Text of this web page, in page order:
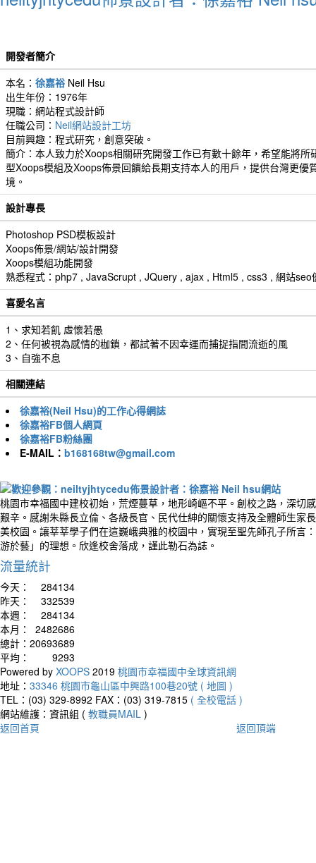
開發者簡介
本名： 徐嘉裕 Neil Hsu
出生年份：1976年
現職：網站程式設計師
任職公司： Neil網站設計工坊
目前興趣：程式研究，創意突破。
簡介：本人致力於Xoops相關研究開發工作已有數十餘年，希望能將所
型Xoops模組及Xoops佈景回饋給長期支持本人的用戶，提供台灣更優
境。
設計專長
Photoshop PSD模板設計
Xoops佈景/網站/設計開發
Xoops模組功能開發
熟悉程式：php7 , JavaScrupt , JQuery , ajax , Html5 , css3 , 網站seo
喜愛名言
1、求知若飢 虛懷若愚
2、任何被視為感情的枷鎖，都試著不因幸運而捕捉指間流逝的風
3、自強不息
相關連結
徐嘉裕(Neil Hsu)的工作心得網誌
徐嘉裕FB個人網頁
徐嘉裕FB粉絲團
E-MAIL： b168168tw@gmail.com
桃園市幸福國中建校初始，荒煙蔓草，地形崎嶇不平。創校之路，深切
艱辛。感謝朱縣長立倫、各級長官、民代仕紳的關懷支持及全體師生家
美校園。讓莘莘學子們在這巍峨典雅的校園中，實現至聖先師孔子所言
游於藝」的理想。欣逢校舍落成，謹此勒石為誌。
流量統計
今天：
284134
昨天：
332539
本週：
284134
本月：
2482686
總計： 20693689
平均：
9293
Powered by XOOPS 2019 桃園市幸福國中全球資訊網
地址： 33346 桃園市龜山區中興路100巷20號 ( 地圖 )
TEL：(03) 329-8992 FAX：(03) 319-7815 ( 全校電話 )
網站維護：資訊組 ( 教職員MAIL )
返回首頁
返回頂端